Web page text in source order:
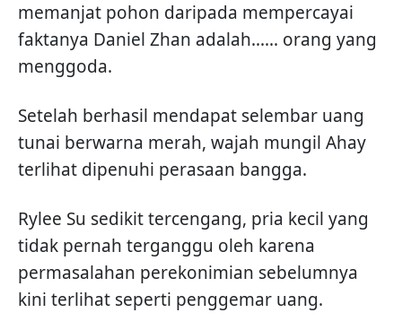
memanjat pohon daripada mempercayai
faktanya Daniel Zhan adalah...... orang yang
menggoda.
Setelah berhasil mendapat selembar uang
tunai berwarna merah, wajah mungil Ahay
terlihat dipenuhi perasaan bangga.
Rylee Su sedikit tercengang, pria kecil yang
tidak pernah terganggu oleh karena
permasalahan perekonimian sebelumnya
kini terlihat seperti penggemar uang.